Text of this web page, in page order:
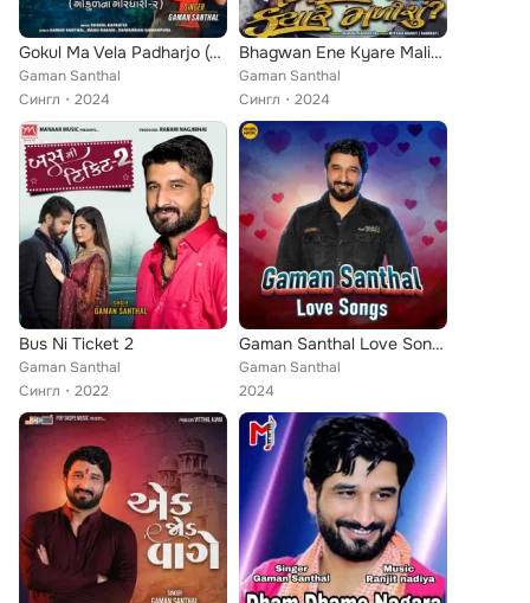
Gokul Ma Vela Padharjo (Gokulna Girdhari 2)
Gaman Santhal
Сингл
2024
Bhagwan Ene Kyare Malishu
Gaman Santhal
Сингл
2024
Bus Ni Ticket 2
Gaman Santhal
Сингл
2022
Gaman Santhal Love Songs
Gaman Santhal
2024